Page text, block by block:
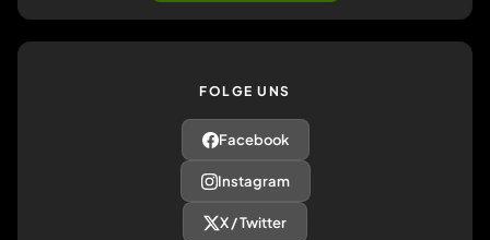
FOLGE UNS
Facebook
Instagram
X / Twitter